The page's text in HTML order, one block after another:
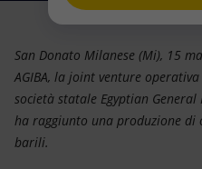
Modello satellitare
Energia accessibile
Innovazione
Attività nel mondo
San Donato Milanese (Mi), 15
AGIBA, la joint venture
società statale Egyptian General
ha raggiunto una produzione
barili.